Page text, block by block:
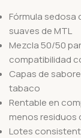
Fórmula sedosa
suaves de MTL
Mezcla 50/50
compatibilidad
Capas de
tabaco
Rentable en
menos residuos
Lotes